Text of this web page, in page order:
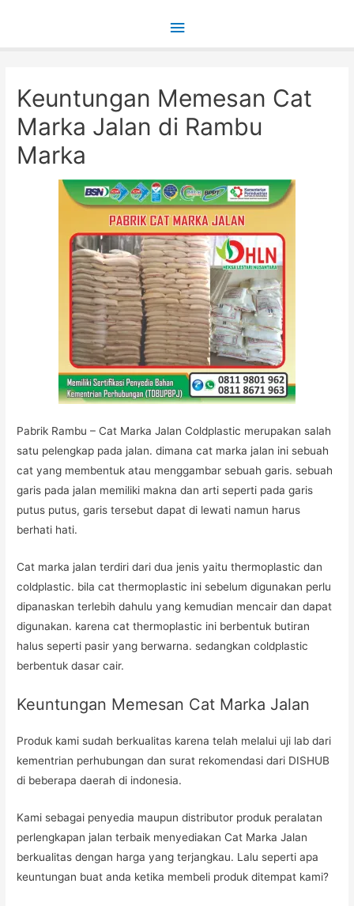
Main
Keuntungan Memesan Cat
Marka Jalan di Rambu
Marka
Pabrik Rambu – Cat Marka Jalan Coldplastic merupakan salah
satu pelengkap pada jalan. dimana cat marka jalan ini sebuah
cat yang membentuk atau menggambar sebuah garis. sebuah
garis pada jalan memiliki makna dan arti seperti pada garis
putus putus, garis tersebut dapat di lewati namun harus
berhati hati.
Cat marka jalan terdiri dari dua jenis yaitu thermoplastic dan
coldplastic. bila cat thermoplastic ini sebelum digunakan perlu
dipanaskan terlebih dahulu yang kemudian mencair dan dapat
digunakan. karena cat thermoplastic ini berbentuk butiran
halus seperti pasir yang berwarna. sedangkan coldplastic
berbentuk dasar cair.
Keuntungan Memesan Cat Marka Jalan
Produk kami sudah berkualitas karena telah melalui uji lab dari
kementrian perhubungan dan surat rekomendasi dari DISHUB
di beberapa daerah di indonesia.
Kami sebagai penyedia maupun distributor produk peralatan
perlengkapan jalan terbaik menyediakan Cat Marka Jalan
berkualitas dengan harga yang terjangkau. Lalu seperti apa
keuntungan buat anda ketika membeli produk ditempat kami?